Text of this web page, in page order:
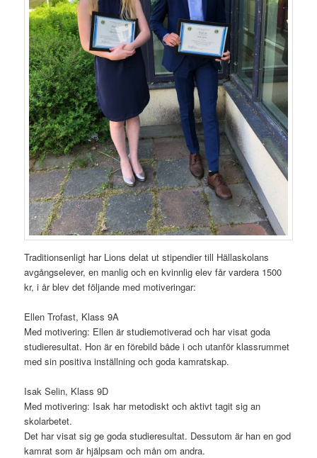
Traditionsenligt har Lions delat ut stipendier till Hällaskolans
avgångselever, en manlig och en kvinnlig elev får vardera 1500
kr, i år blev det följande med motiveringar:
Ellen Trofast, Klass 9A
Med motivering: Ellen är studiemotiverad och har visat goda
studieresultat. Hon är en förebild både i och utanför klassrummet
med sin positiva inställning och goda kamratskap.
Isak Selin, Klass 9D
Med motivering: Isak har metodiskt och aktivt tagit sig an
skolarbetet.
Det har visat sig ge goda studieresultat. Dessutom är han en god
kamrat som är hjälpsam och mån om andra.